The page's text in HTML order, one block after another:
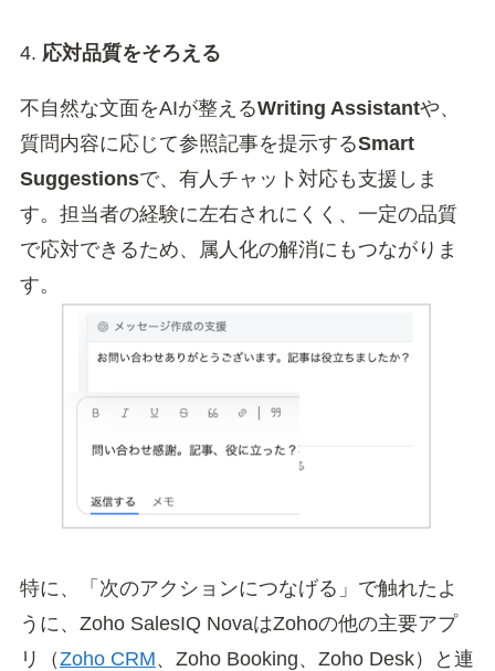
4. 応対品質をそろえる
不自然な文面をAIが整えるWriting Assistantや、
質問内容に応じて参照記事を提示するSmart
Suggestionsで、有人チャット対応も支援しま
す。担当者の経験に左右されにくく、一定の品質
で応対できるため、属人化の解消にもつながりま
す。
特に、「次のアクションにつなげる」で触れたよ
うに、Zoho SalesIQ NovaはZohoの他の主要アプ
リ（Zoho CRM、Zoho Booking、Zoho Desk）と連